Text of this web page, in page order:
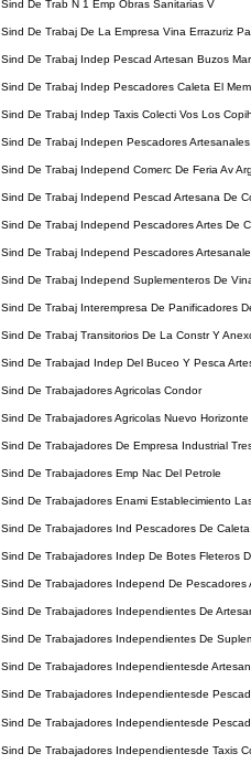
Sind De Trab N 1 Emp Obras Sanitarias V
Sind De Trabaj De La Empresa Vina Errazuriz
Sind De Trabaj Indep Pescad Artesan Buzos
Sind De Trabaj Indep Pescadores Caleta El
Sind De Trabaj Indep Taxis Colecti Vos Los
Sind De Trabaj Indepen Pescadores
Sind De Trabaj Independ Comerc De Feria Av
Sind De Trabaj Independ Pescad Artesana De
Sind De Trabaj Independ Pescadores Artes De
Sind De Trabaj Independ Pescadores
Sind De Trabaj Independ Suplementeros De
Sind De Trabaj Interempresa De Panificadores
Sind De Trabaj Transitorios De La Constr Y
Sind De Trabajad Indep Del Buceo Y Pesca
Sind De Trabajadores Agricolas Condor
Sind De Trabajadores Agricolas Nuevo Horizonte
Sind De Trabajadores De Empresa Industrial
Sind De Trabajadores Emp Nac Del Petrole
Sind De Trabajadores Enami Establecimiento
Sind De Trabajadores Ind Pescadores De
Sind De Trabajadores Indep De Botes Fleteros
Sind De Trabajadores Independ De Pescadores
Sind De Trabajadores Independientes De
Sind De Trabajadores Independientes De
Sind De Trabajadores Independientesde
Sind De Trabajadores Independientesde
Sind De Trabajadores Independientesde
Sind De Trabajadores Independientesde Taxis